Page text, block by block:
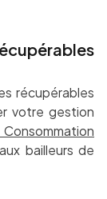
récupérables
votre gestion
bailleurs de